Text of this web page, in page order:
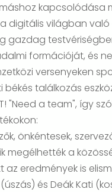
kapcsolódása
digitális világban
gazdag
formációját, és
versenyeken
békés találkozás
"Need a team",
önkéntesek,
megélhették a
az eredmények is
és Deák Kati